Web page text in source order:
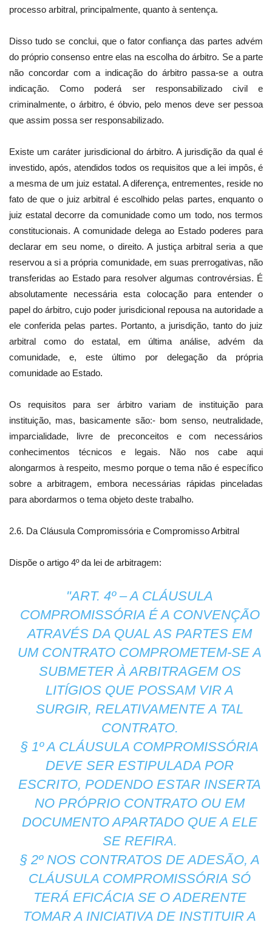
processo arbitral, principalmente, quanto à sentença.
Disso tudo se conclui, que o fator confiança das partes advém
do próprio consenso entre elas na escolha do árbitro. Se a parte
não concordar com a indicação do árbitro passa-se a outra
indicação. Como poderá ser responsabilizado civil e
criminalmente, o árbitro, é óbvio, pelo menos deve ser pessoa
que assim possa ser responsabilizado.
Existe um caráter jurisdicional do árbitro. A jurisdição da qual é
investido, após, atendidos todos os requisitos que a lei impôs, é
a mesma de um juiz estatal. A diferença, entrementes, reside no
fato de que o juiz arbitral é escolhido pelas partes, enquanto o
juiz estatal decorre da comunidade como um todo, nos termos
constitucionais. A comunidade delega ao Estado poderes para
declarar em seu nome, o direito. A justiça arbitral seria a que
reservou a si a própria comunidade, em suas prerrogativas, não
transferidas ao Estado para resolver algumas controvérsias. É
absolutamente necessária esta colocação para entender o
papel do árbitro, cujo poder jurisdicional repousa na autoridade a
ele conferida pelas partes. Portanto, a jurisdição, tanto do juiz
arbitral como do estatal, em última análise, advém da
comunidade, e, este último por delegação da própria
comunidade ao Estado.
Os requisitos para ser árbitro variam de instituição para
instituição, mas, basicamente são:- bom senso, neutralidade,
imparcialidade, livre de preconceitos e com necessários
conhecimentos técnicos e legais. Não nos cabe aqui
alongarmos à respeito, mesmo porque o tema não é específico
sobre a arbitragem, embora necessárias rápidas pinceladas
para abordarmos o tema objeto deste trabalho.
2.6. Da Cláusula Compromissória e Compromisso Arbitral
Dispõe o artigo 4º da lei de arbitragem:
"ART. 4º – A CLÁUSULA
COMPROMISSÓRIA É A CONVENÇÃO
ATRAVÉS DA QUAL AS PARTES EM
UM CONTRATO COMPROMETEM-SE A
SUBMETER À ARBITRAGEM OS
LITÍGIOS QUE POSSAM VIR A
SURGIR, RELATIVAMENTE A TAL
CONTRATO.
§ 1º A CLÁUSULA COMPROMISSÓRIA
DEVE SER ESTIPULADA POR
ESCRITO, PODENDO ESTAR INSERTA
NO PRÓPRIO CONTRATO OU EM
DOCUMENTO APARTADO QUE A ELE
SE REFIRA.
§ 2º NOS CONTRATOS DE ADESÃO, A
CLÁUSULA COMPROMISSÓRIA SÓ
TERÁ EFICÁCIA SE O ADERENTE
TOMAR A INICIATIVA DE INSTITUIR A